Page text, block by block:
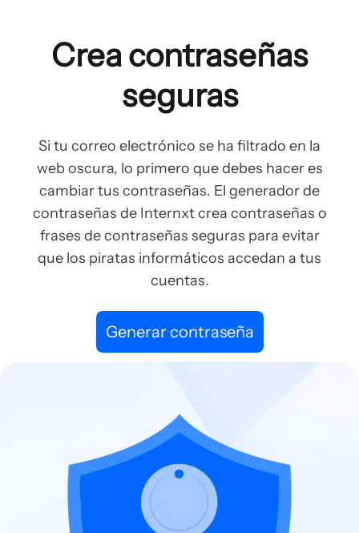
Crea contraseñas
seguras
Si tu correo electrónico se ha filtrado en la
web oscura, lo primero que debes hacer es
cambiar tus contraseñas. El generador de
contraseñas de Internxt crea contraseñas o
frases de contraseñas seguras para evitar
que los piratas informáticos accedan a tus
cuentas.
Generar contraseña